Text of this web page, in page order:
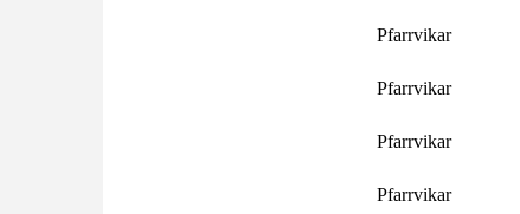
Pfarrvikar
Pfarrvikar
Pfarrvikar
Pfarrvikar